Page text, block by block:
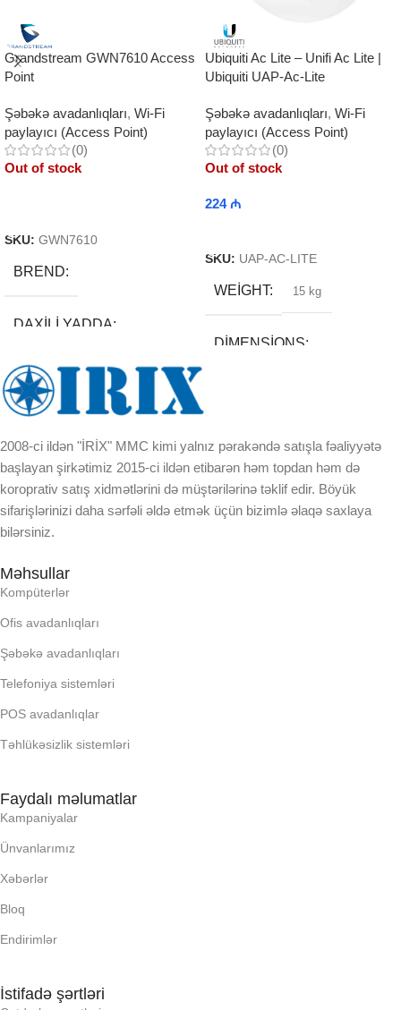
Grandstream GWN7610 Access
Point
Şəbəkə avadanlıqları, Wi-Fi
paylayıcı (Access Point)
(0)
Out of stock
SKU: GWN7610
BREND
DAXILI YADDA
EKRAN
OPERATIV YADDA
OXUNAN BARKOD NV:
PROSESSOR
QURULU:
RAM
RNG
SSD
Ubiquiti Ac Lite – Unifi Ac Lite |
Ubiquiti UAP-Ac-Lite
Şəbəkə avadanlıqları, Wi-Fi
paylayıcı (Access Point)
(0)
Out of stock
224₼
SKU: UAP-AC-LITE
WEIGHT 15 kg
DIMENSIONS
BREND
DAXILI YADDA
2008-ci ildən "İRİX" MMC kimi yalnız pərakəndə satışla fəaliyyətə
başlayan şirkətimiz 2015-ci ildən etibarən həm topdan həm də
koroprativ satış xidmətlərini də müştərilərinə təklif edir. Böyük
sifarişlərinizi daha sərfəli əldə etmək üçün bizimlə əlaqə saxlaya
bilərsiniz.
Məhsullar
Kompüterlər
Ofis avadanlıqları
Şəbəkə avadanlıqları
Telefoniya sistemləri
POS avadanlıqlar
Təhlükəsizlik sistemləri
Faydalı məlumatlar
Kampaniyalar
Ünvanlarımız
Xəbərlər
Bloq
Endirimlər
İstifadə şərtləri